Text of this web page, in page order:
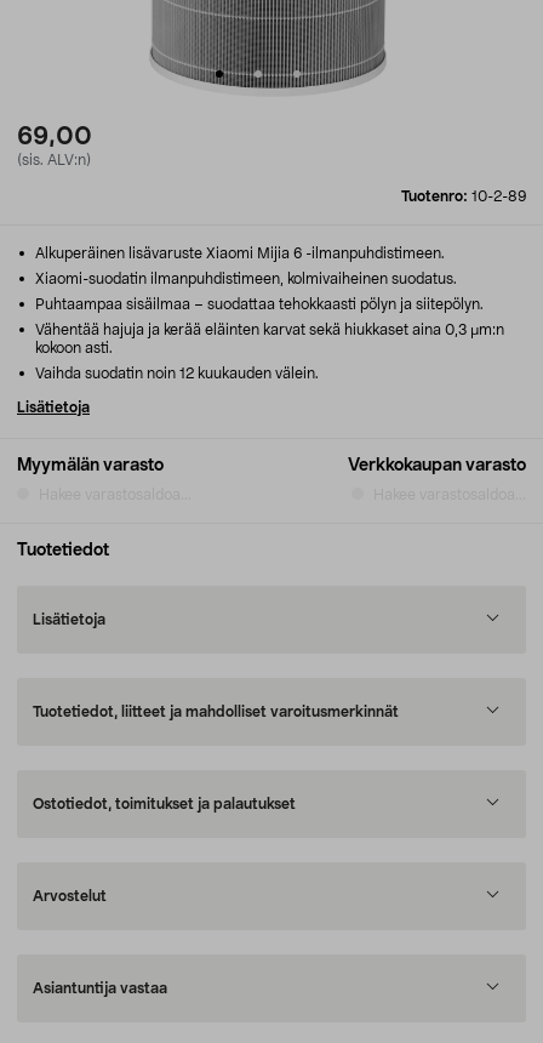
69,00
(sis. ALV:n)
Tuotenro: 10-2-89
Myymälän varasto Verkkokaupan varasto
Alkuperäinen lisävaruste Xiaomi Mijia 6 -ilmanpuhdistimeen.
Xiaomi-suodatin ilmanpuhdistimeen, kolmivaiheinen suodatus.
Puhtaampaa sisäilmaa – suodattaa tehokkaasti pölyn ja siitepölyn.
Vähentää hajuja ja kerää eläinten karvat sekä hiukkaset aina 0,3 μm:n
kokoon asti.
Vaihda suodatin noin 12 kuukauden välein.
Lisätietoja
Tuotetiedot
Lisätietoja
Tuotetiedot, liitteet ja mahdolliset varoitusmerkinnät
Ostotiedot, toimitukset ja palautukset
Arvostelut
Asiantuntija vastaa